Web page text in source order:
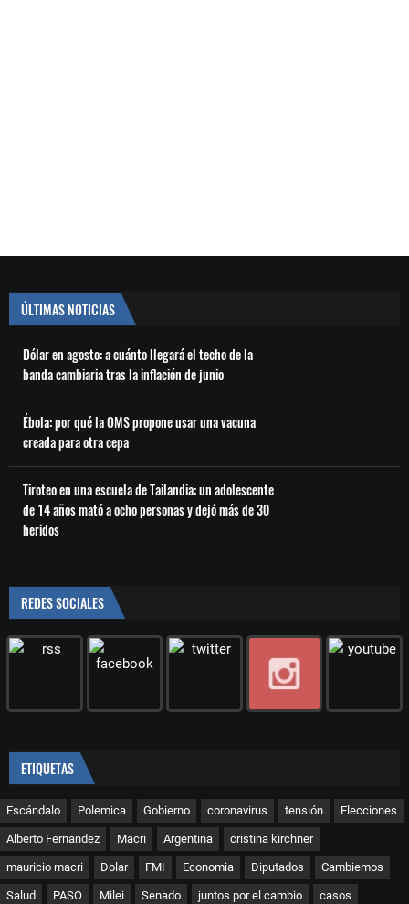
ÚLTIMAS NOTICIAS
Dólar en agosto: a cuánto llegará el techo de la
banda cambiaria tras la inflación de junio
Ébola: por qué la OMS propone usar una vacuna
creada para otra cepa
Tiroteo en una escuela de Tailandia: un adolescente
de 14 años mató a ocho personas y dejó más de 30
heridos
REDES SOCIALES
ETIQUETAS
Escándalo Polemica Gobierno coronavirus tensión Elecciones
Alberto Fernandez Macri Argentina cristina kirchner
mauricio macri Dolar FMI Economia Diputados Cambiemos
Salud PASO Milei Senado juntos por el cambio casos